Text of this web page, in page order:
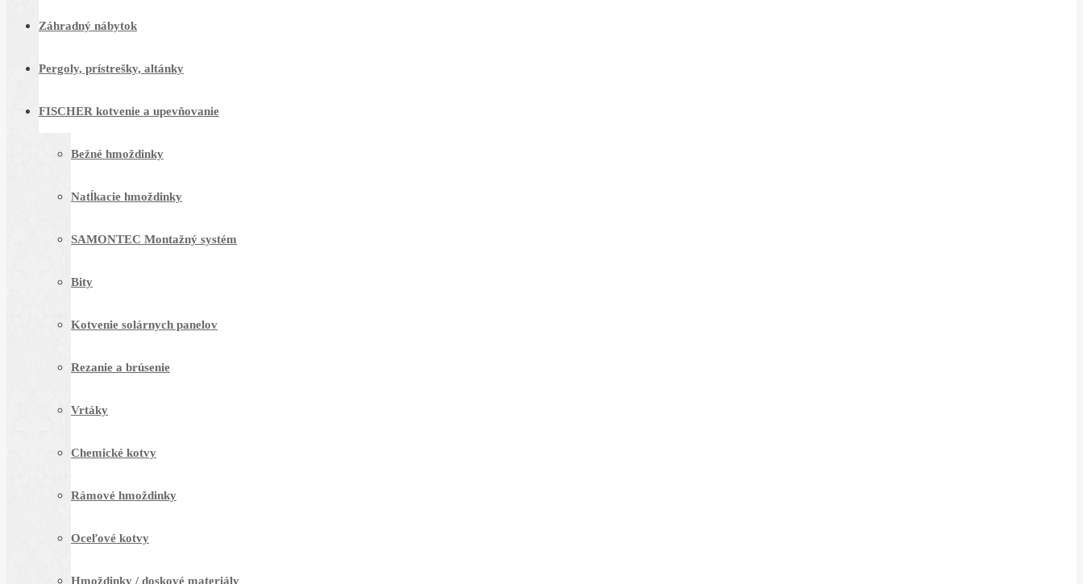
Záhradný nábytok
Pergoly, prístrešky, altánky
FISCHER kotvenie a upevňovanie
Bežné hmoždinky
Natĺkacie hmoždinky
SAMONTEC Montažný systém
Bity
Kotvenie solárnych panelov
Rezanie a brúsenie
Vrtáky
Chemické kotvy
Rámové hmoždinky
Oceľové kotvy
Hmoždinky / doskové materiály